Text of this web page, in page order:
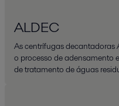
ALDEC
As centrífugas decantadoras
o processo de adensamento
de tratamento de águas